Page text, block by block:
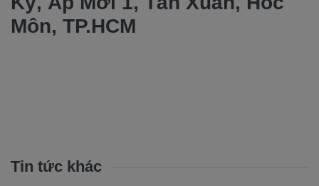
Môn, TP.HCM
Tin tức khác